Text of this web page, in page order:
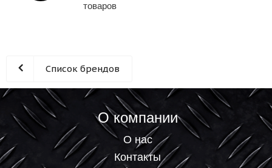
товаров
Список брендов
О компании
О нас
Контакты